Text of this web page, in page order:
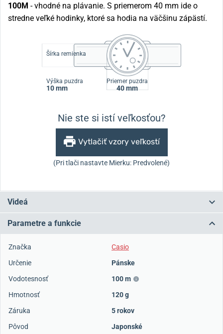
100M - vhodné na plávanie. S priemerom 40 mm ide o
stredne veľké hodinky, ktoré sa hodia na väčšinu zápästí.
Šírka remienka
Výška puzdra
10 mm
Priemer puzdra
40 mm
Nie ste si istí veľkosťou?
Vytlačiť vzory veľkostí
(Pri tlači nastavte Mierku: Predvolené)
Videá
Parametre a funkcie
Značka
Casio
Určenie
Pánske
Vodotesnosť
100 m
Hmotnosť
120 g
Záruka
5 rokov
Pôvod
Japonské